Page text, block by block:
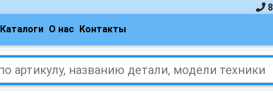
Каталоги О нас Контакты